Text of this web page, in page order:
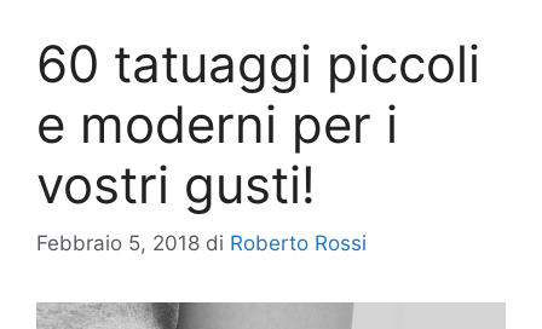
60 tatuaggi piccoli
e moderni per i
vostri gusti!
Febbraio 5, 2018 di Roberto Rossi